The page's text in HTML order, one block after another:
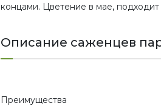
концами. Цветение в мае,
Описание саженцев
Преимущества